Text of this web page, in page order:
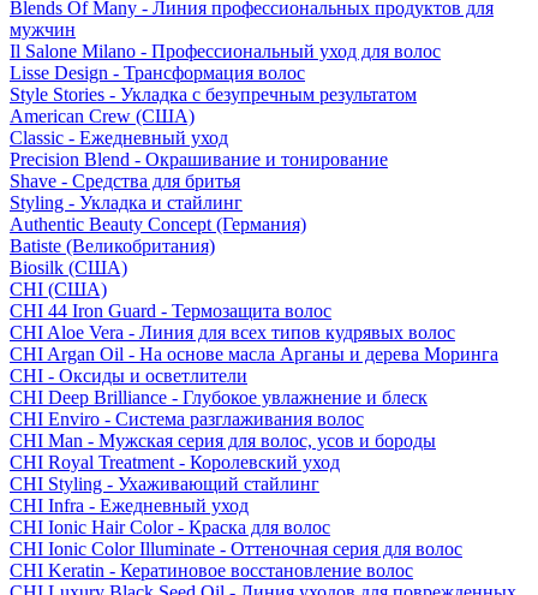
Blends Of Many - Линия профессиональных продуктов для
мужчин
Il Salone Milano - Профессиональный уход для волос
Lisse Design - Трансформация волос
Style Stories - Укладка с безупречным результатом
American Crew (США)
Classic - Ежедневный уход
Precision Blend - Окрашивание и тонирование
Shave - Средства для бритья
Styling - Укладка и стайлинг
Authentic Beauty Concept (Германия)
Batiste (Великобритания)
Biosilk (США)
CHI (США)
CHI 44 Iron Guard - Термозащита волос
CHI Aloe Vera - Линия для всех типов кудрявых волос
CHI Argan Oil - На основе масла Арганы и дерева Моринга
CHI - Оксиды и осветлители
CHI Deep Brilliance - Глубокое увлажнение и блеск
CHI Enviro - Система разглаживания волос
CHI Man - Мужская серия для волос, усов и бороды
CHI Royal Treatment - Королевский уход
CHI Styling - Ухаживающий стайлинг
CHI Infra - Ежедневный уход
CHI Ionic Hair Color - Краска для волос
CHI Ionic Color Illuminate - Оттеночная серия для волос
CHI Keratin - Кератиновое восстановление волос